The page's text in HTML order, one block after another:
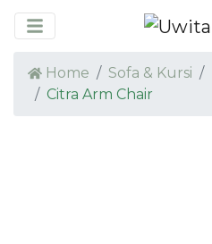
Home Sofa & Kursi
Citra Arm Chair